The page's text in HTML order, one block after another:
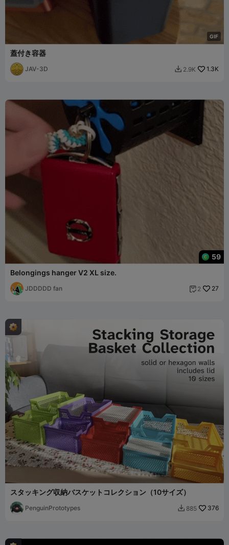
GIF
蓋付き容器
JAV-3D  2.9K 1.3K
59
Belongings hanger V2 XL size.
JDDDDD fan  2 27
スタッキング収納バスケットコレクション（10サイズ）
PenguinPrototypes  885 376